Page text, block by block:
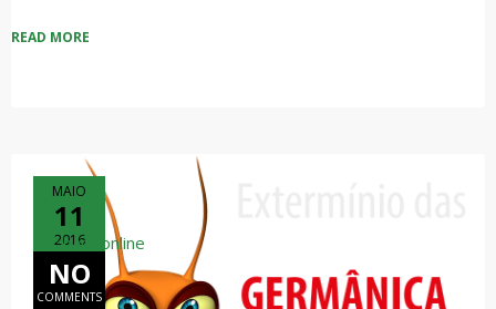
READ MORE
MAIO
11
2016
NO
COMMENTS
coc hack online